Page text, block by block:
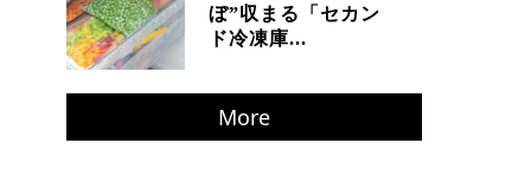
ぼ”収まる「セカン
ド冷凍庫...
More